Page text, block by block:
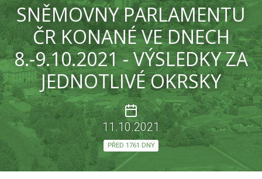
SNĚMOVNY PARLAMENTU
ČR KONANÉ VE DNECH
8.-9.10.2021 - VÝSLEDKY ZA
JEDNOTLIVÉ OKRSKY
11.10.2021
PŘED 1761 DNY